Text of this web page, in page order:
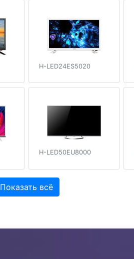
H-LED24ES5020
H-LED50EU8000
Показать всё